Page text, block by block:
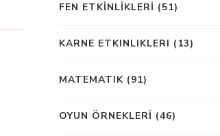
FEN ETKİNLİKLERİ (51)
KARNE ETKINLIKLERI (13)
MATEMATIK(91)
OYUN ÖRNEKLERİ (46)